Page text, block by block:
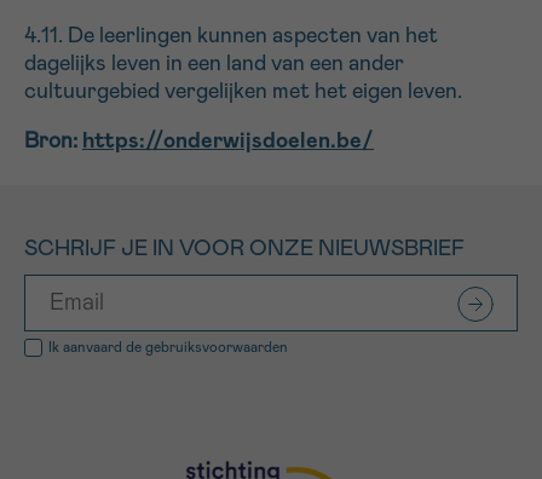
4.11. De leerlingen kunnen aspecten van het
dagelijks leven in een land van een ander
cultuurgebied vergelijken met het eigen leven.
Bron: https://onderwijsdoelen.be/
SCHRIJF JE IN VOOR ONZE NIEUWSBRIEF
Ik aanvaard de gebruiksvoorwaarden